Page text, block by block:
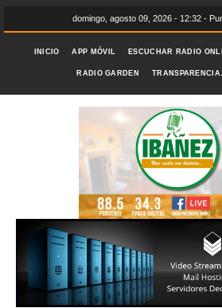
domingo, agosto 09, 2026 - 12:32 -
INICIO APP MÓVIL ESCUCHAR RADIO
RADIO GARDEN TRANSPARENCIA.